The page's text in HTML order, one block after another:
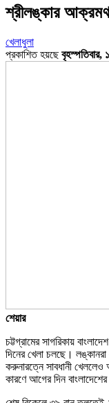
শ্রীলঙ্কার
খেলাধুলা
প্রকাশিত হয়ছে
শেয়ার
চট্টগ্রামের সাগরিকায়
দিনের খেলা চলছে।
করুনারত্নে সাবধানী
কারণে আগের দিন